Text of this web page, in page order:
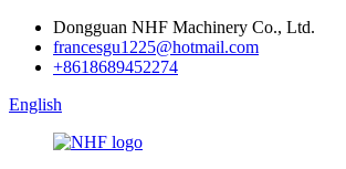
Dongguan NHF Machinery Co., Ltd.
francesgu1225@hotmail.com
+8618689452274
English